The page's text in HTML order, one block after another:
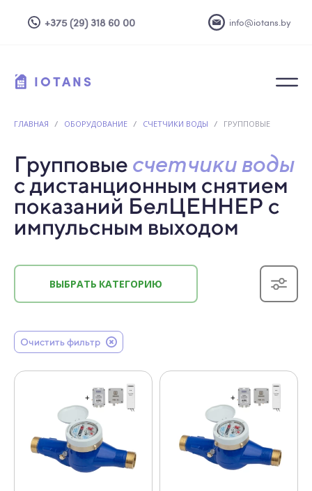
+375 (29) 318 60 00 info@iotans.by
IOTANS
ГЛАВНАЯ / ОБОРУДОВАНИЕ / СЧЕТЧИКИ ВОДЫ / ГРУППОВЫЕ
Групповые счетчики воды
с дистанционным снятием
показаний БелЦЕННЕР с
импульсным выходом
ВЫБРАТЬ КАТЕГОРИЮ
Очистить фильтр